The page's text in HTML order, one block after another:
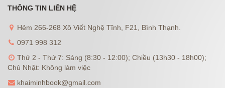
THÔNG TIN LIÊN HỆ
Hẻm 266-268 Xô Viết Nghệ Tĩnh, F21, Bình Thạnh.
0971 998 312
Thứ 2 - Thứ 7: Sáng (8:30 - 12:00); Chiều (13h30 - 18h00);
Chủ Nhật: Không làm việc
khaiminhbook@gmail.com